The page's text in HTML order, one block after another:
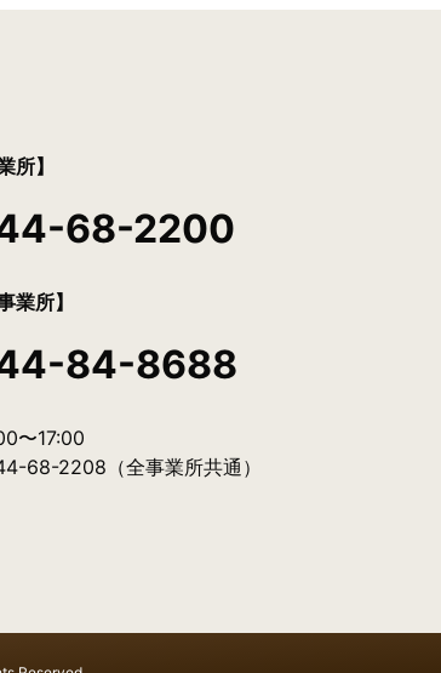
所】
68-2200
業所】
84-8688
〜17:00
68-2208（全事業所共通）